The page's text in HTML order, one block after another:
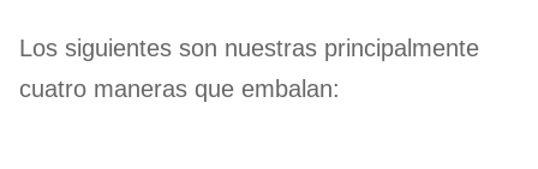
Los siguientes son nuestras principalmente
cuatro maneras que embalan: